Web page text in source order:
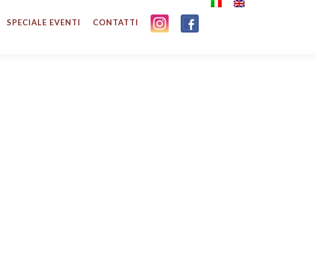
SPECIALE EVENTI CONTATTI